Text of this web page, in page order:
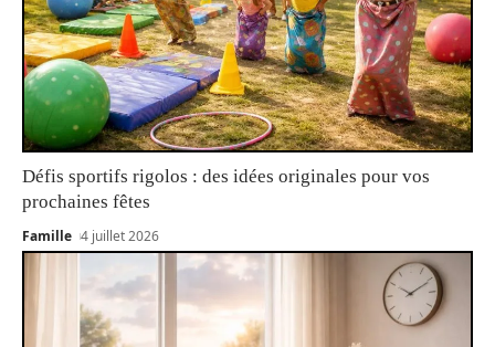
Défis sportifs rigolos : des idées originales pour vos
prochaines fêtes
Famille 4 juillet 2026